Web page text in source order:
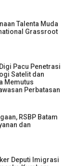
Talenta Muda
Grassroot
Pacu Penetrasi
Satelit dan
Memutus
Perbatasan
RSBP Batam
dan
Deputi Imigrasi